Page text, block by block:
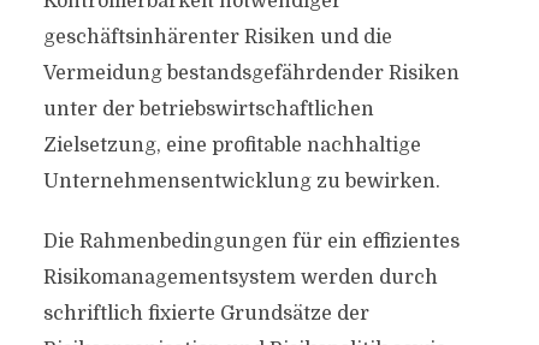
geschäftsinhärenter Risiken und die
Vermeidung bestandsgefährdender Risiken
unter der betriebswirtschaftlichen
Zielsetzung, eine profitable nachhaltige
Unternehmensentwicklung zu bewirken.
Die Rahmenbedingungen für ein effizientes
Risikomanagementsystem werden durch
schriftlich fixierte Grundsätze der